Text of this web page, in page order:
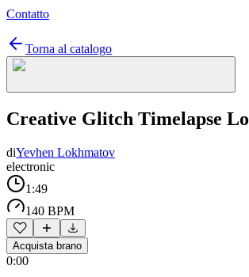
Contatto
Torna al catalogo
Creative Glitch Timelapse
diYevhen Lokhmatov
electronic
1:49
140 BPM
Acquista brano
0:00